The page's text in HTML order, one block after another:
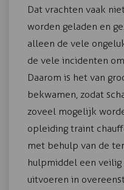
Dat vrachten vaak
worden geladen en
alleen de vele
de vele incidenten
Daarom is het van
bekwamen, zodat
zoveel mogelijk
opleiding traint
met behulp van de
hulpmiddel een
uitvoeren in